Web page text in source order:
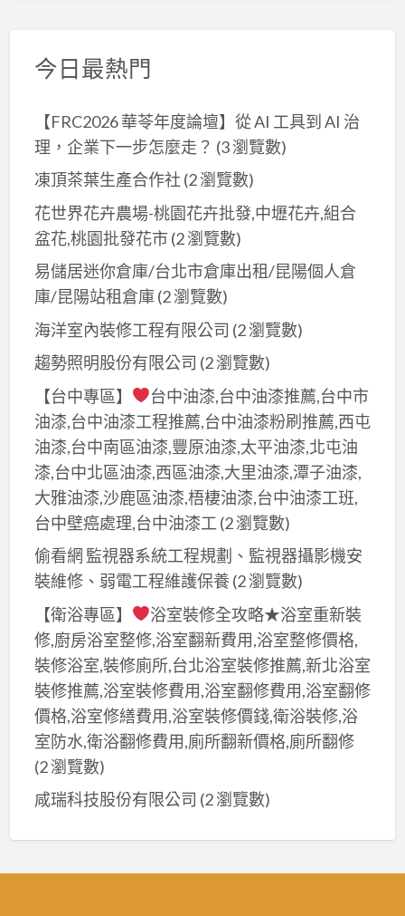
今日最熱門
【FRC2026 華苓年度論壇】從 AI 工具到 AI 治
理，企業下一步怎麼走？ (3 瀏覽數)
凍頂茶葉生產合作社 (2 瀏覽數)
花世界花卉農場-桃園花卉批發,中壢花卉,組合
盆花,桃園批發花市(2 瀏覽數)
易儲居迷你倉庫/台北市倉庫出租/昆陽個人倉
庫/昆陽站租倉庫(2 瀏覽數)
海洋室內裝修工程有限公司 (2 瀏覽數)
趨勢照明股份有限公司 (2 瀏覽數)
【台中專區】
台中油漆,台中油漆推薦,台中市
油漆,台中油漆工程推薦,台中油漆粉刷推薦,西屯
油漆,台中南區油漆,豐原油漆,太平油漆,北屯油
漆,台中北區油漆,西區油漆,大里油漆,潭子油漆,
大雅油漆,沙鹿區油漆,梧棲油漆,台中油漆工班,
台中壁癌處理,台中油漆工 (2 瀏覽數)
偷看網 監視器系統工程規劃、監視器攝影機安
裝維修、弱電工程維護保養(2 瀏覽數)
【衛浴專區】
浴室裝修全攻略★浴室重新裝
修,廚房浴室整修,浴室翻新費用,浴室整修價格,
裝修浴室,裝修廁所,台北浴室裝修推薦,新北浴室
裝修推薦,浴室裝修費用,浴室翻修費用,浴室翻修
價格,浴室修繕費用,浴室裝修價錢,衛浴裝修,浴
室防水,衛浴翻修費用,廁所翻新價格,廁所翻修
(2 瀏覽數)
咸瑞科技股份有限公司 (2 瀏覽數)